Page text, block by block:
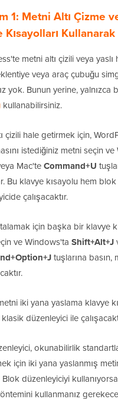
1: Metni Altı Çizme
Kısayolları Kullanarak
metni altı çizili veya
veya araç çubuğu
yok. Bunun yerine, yalnızca
kullanabilirsiniz.
çizili hale getirmek için,
istediğiniz metni seçin
Mac'teCommand+U
Bu klavye kısayolu hem
çalışacaktır.
için başka bir klavye
ve Windows'ta Shift+Alt+J
tuşlarına basın,
iki yana yaslama klavye
klasik düzenleyici ile
okunabilirlik
için iki yana yaslanmış
Blok düzenleyiciyi
kullanmanız